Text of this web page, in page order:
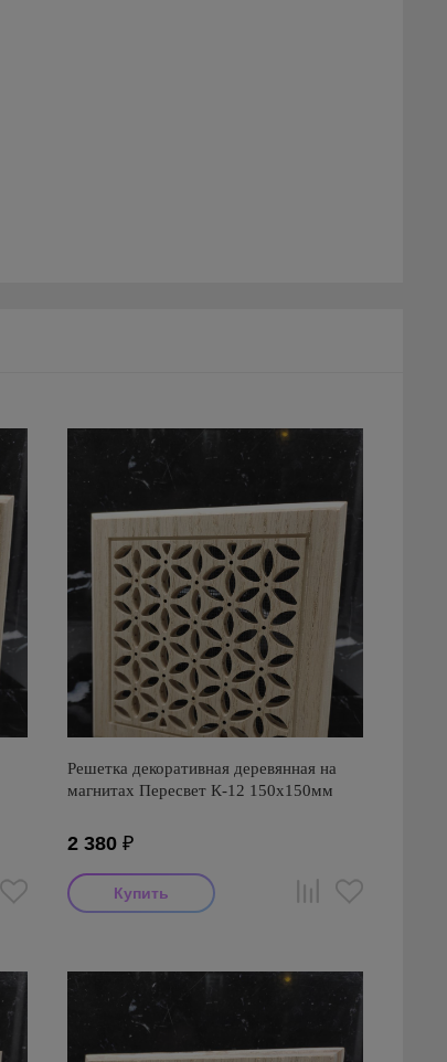
Решетка декоративная деревянная на
магнитах Пересвет К-12 150х150мм
2 380₽